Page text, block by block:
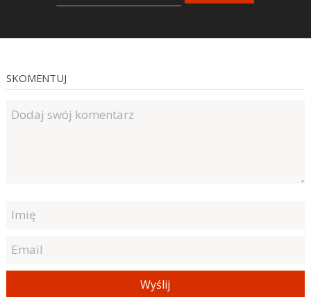
SKOMENTUJ
Wyślij